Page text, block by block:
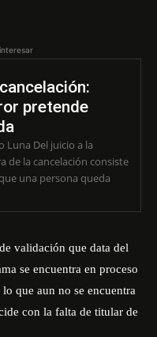
pretende
Luna Del juicio a la
de la cancelación consiste
una persona queda
validación que data del
se encuentra en proceso
que aun no se encuentra
con la falta de titular de